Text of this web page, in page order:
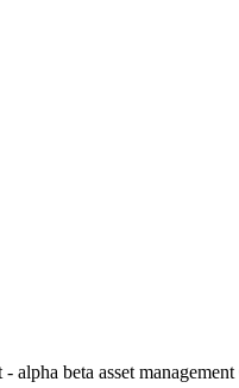
alpha beta asset